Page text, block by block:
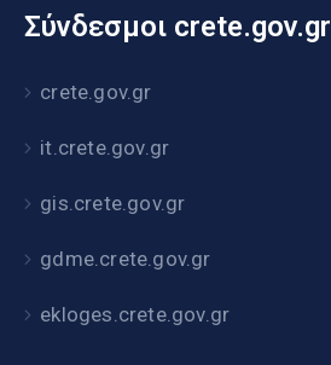
Σύνδεσμοι crete.gov.gr
crete.gov.gr
it.crete.gov.gr
gis.crete.gov.gr
gdme.crete.gov.gr
ekloges.crete.gov.gr